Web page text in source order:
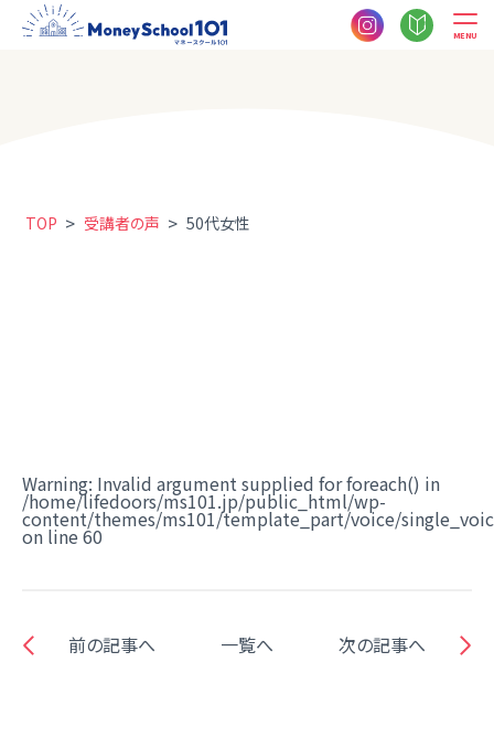
MENU
TOP > 受講者の声 > 50代女性
Warning: Invalid argument supplied for foreach() in
/home/lifedoors/ms101.jp/public_html/wp-
content/themes/ms101/template_part/voice/
on line 60
前の記事へ 一覧へ 次の記事へ